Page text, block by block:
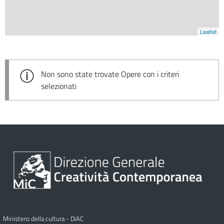
Leaflet
Non sono state trovate Opere con i criteri
selezionati
Ministero della cultura - DiAC